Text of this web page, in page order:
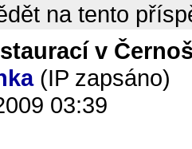
na tento
v
(IP zapsáno)
03:39